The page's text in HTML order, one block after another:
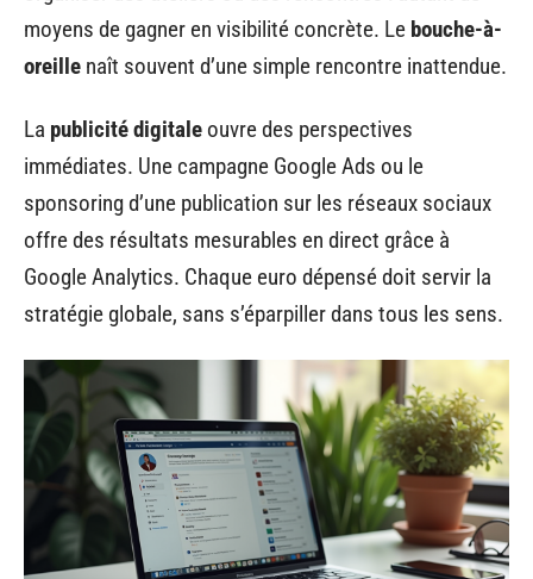
moyens de gagner en visibilité concrète. Le bouche-à-
oreille naît souvent d’une simple rencontre inattendue.
La publicité digitale ouvre des perspectives
immédiates. Une campagne Google Ads ou le
sponsoring d’une publication sur les réseaux sociaux
offre des résultats mesurables en direct grâce à
Google Analytics. Chaque euro dépensé doit servir la
stratégie globale, sans s’éparpiller dans tous les sens.